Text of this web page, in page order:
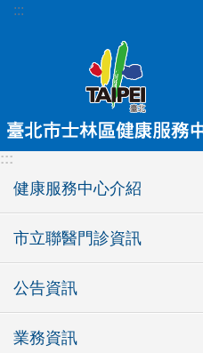
跳到主要內容區塊
:::
:::
健康服務中心介紹
市立聯醫門診資訊
公告資訊
業務資訊